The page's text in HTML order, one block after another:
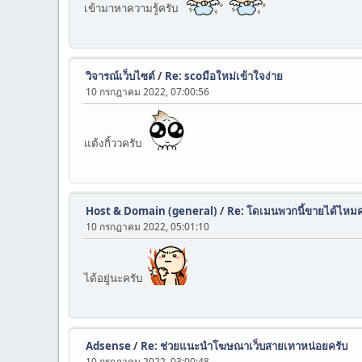
เข้ามาหาความรู้ครับ
วิจารณ์เว็บไซต์/ Re: scoมือใหม่เข้าใจง่าย
10 กรกฎาคม 2022, 07:00:56
แต้งกิ้ววครับ
Host & Domain (general) / Re: โดเมนพวกนี้ขายได้ไหม
10 กรกฎาคม 2022, 05:01:10
ได้อยู่นะครับ
Adsense/ Re: ช่วยแนะนำโฆษณาเว็บสายเทาหน่อยครับ